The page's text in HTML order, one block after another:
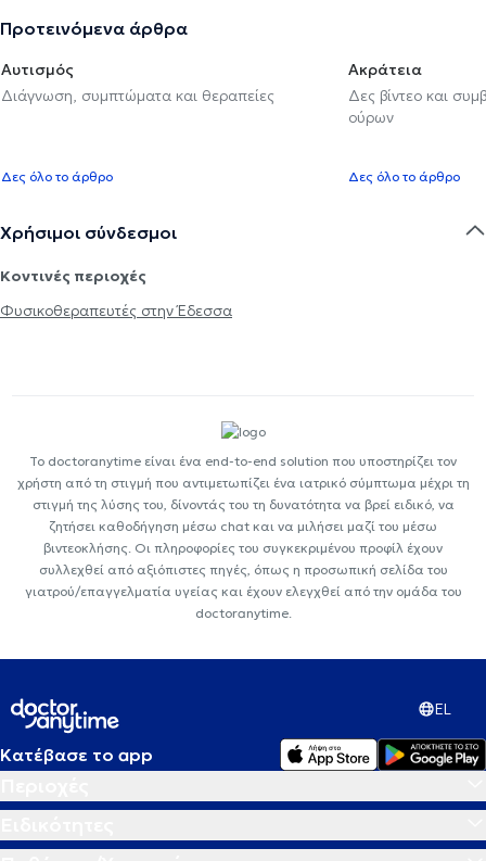
Προτεινόμενα άρθρα
Αυτισμός
Διάγνωση, συμπτώματα και θεραπείες
Δες όλο το άρθρο
Ακράτεια
Δες βίντεο και
ούρων
Δες όλο το άρθρο
Χρήσιμοι σύνδεσμοι
Κοντινές περιοχές
Φυσικοθεραπευτές στην Έδεσσα
Το doctoranytime είναι ένα end-to-end solution που υποστηρίζει τον
χρήστη από τη στιγμή που αντιμετωπίζει ένα ιατρικό σύμπτωμα μέχρι τη
στιγμή της λύσης του, δίνοντάς του τη δυνατότητα να βρεί ειδικό, να
ζητήσει καθοδήγηση μέσω chat και να μιλήσει μαζί του μέσω
βιντεοκλήσης. Οι πληροφορίες του συγκεκριμένου προφίλ έχουν
συλλεχθεί από αξιόπιστες πηγές, όπως η προσωπική σελίδα του
γιατρού/επαγγελματία υγείας και έχουν ελεγχθεί από την ομάδα του
doctoranytime.
EL
Κατέβασε το app